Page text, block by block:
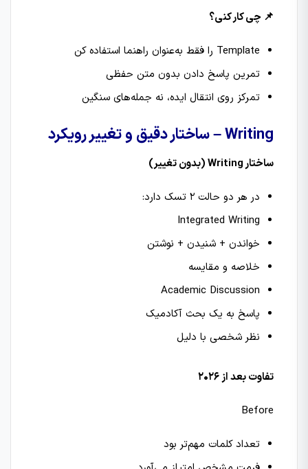
📌 چی کار کنی؟
Template را فقط به‌عنوان راهنما استفاده کن
تمرین پاسخ دادن بدون متن حفظی
تمرکز روی انتقال ایده، نه جمله‌های سنگین
Writing – ساختار دقیق و تغییر رویکرد
ساختار Writing (بدون تغییر)
در هر دو حالت 2 تسک دارد:
Integrated Writing
خواندن + شنیدن + نوشتن
خلاصه و مقایسه
Academic Discussion
پاسخ به یک بحث آکادمیک
نظر شخصی با دلیل
تفاوت بعد از 2026
Before
تعداد کلمات مهم‌تر بود